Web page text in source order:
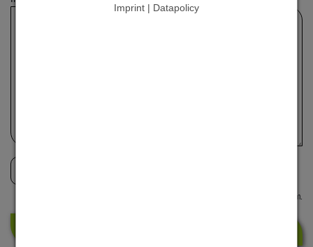
sind Pflichtangaben.
Imprint | Datapolicy